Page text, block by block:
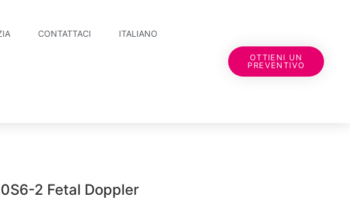
CONTATTACI ITALIANO
OTTIENI UN
PREVENTIVO
2 Fetal Doppler